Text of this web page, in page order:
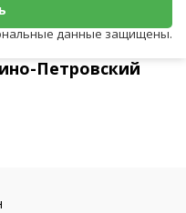
Петровский
данные защищены.